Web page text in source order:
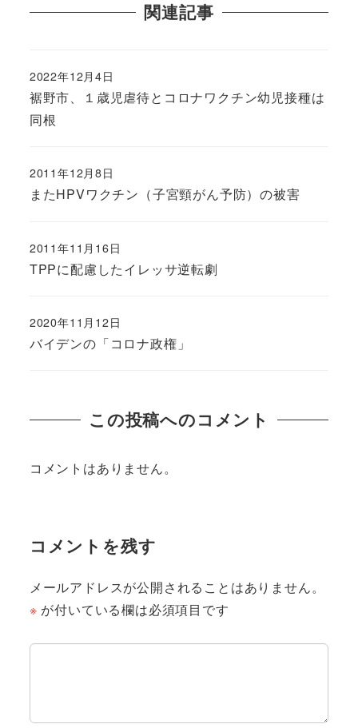
関連記事
裾野市、１歳児虐待とコロナワクチン幼児接種は
同根
2022年12月4日
またHPVワクチン（子宮頸がん予防）の被害
2011年12月8日
TPPに配慮したイレッサ逆転劇
2011年11月16日
バイデンの「コロナ政権」
2020年11月12日
この投稿へのコメント
コメントはありません。
コメントを残す
メールアドレスが公開されることはありません。
※ が付いている欄は必須項目です